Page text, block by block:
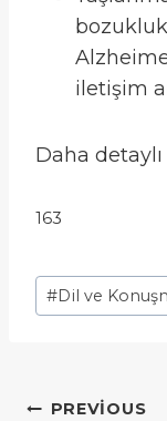
iletişim
Daha
163
Post
Tags:
#Dil ve
Yazı
PREVIOUS